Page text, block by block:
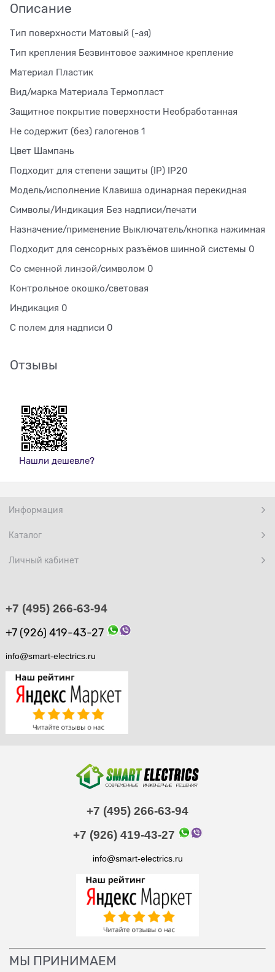
Описание
Тип поверхности Матовый (-ая)
Тип крепления Безвинтовое зажимное крепление
Материал Пластик
Вид/марка Материала Термопласт
Защитное покрытие поверхности Необработанная
Не содержит (без) галогенов 1
Цвет Шампань
Подходит для степени защиты (IP) IP20
Модель/исполнение Клавиша одинарная перекидная
Символы/Индикация Без надписи/печати
Назначение/применение Выключатель/кнопка нажимная
Подходит для сенсорных разъёмов шинной системы 0
Со сменной линзой/символом 0
Контрольное окошко/световая
Индикация 0
С полем для надписи 0
Отзывы
Нашли дешевле?
Информация
Каталог
Личный кабинет
+7 (495) 266-63-94
+7 (926) 419-43-27
info@smart-electrics.ru
+7 (495) 266-63-94
+7 (926) 419-43-27
info@smart-electrics.ru
МЫ ПРИНИМАЕМ